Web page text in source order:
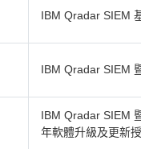
IBM Qradar SIEM
IBM Qradar SIEM
IBM Qradar SIEM
年軟體升級及更新